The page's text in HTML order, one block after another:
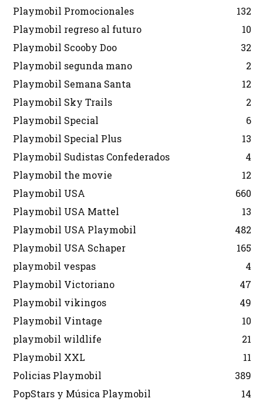
Playmobil Promocionales
132
Playmobil regreso al futuro
10
Playmobil Scooby Doo
32
Playmobil segunda mano
2
Playmobil Semana Santa
12
Playmobil Sky Trails
2
Playmobil Special
6
Playmobil Special Plus
13
Playmobil Sudistas Confederados
4
Playmobil the movie
12
Playmobil USA
660
Playmobil USA Mattel
13
Playmobil USA Playmobil
482
Playmobil USA Schaper
165
playmobil vespas
4
Playmobil Victoriano
47
Playmobil vikingos
49
Playmobil Vintage
10
playmobil wildlife
21
Playmobil XXL
11
Policias Playmobil
389
PopStars y Música Playmobil
14